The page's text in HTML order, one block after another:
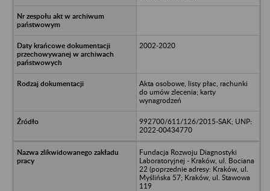
2002-2020
Akta osobowe, listy płac, rachunki
do umów zlecenia; karty
wynagrodzeń
992700/611/126/2015-SAK; UNP:
2022-00434770
Fundacja Rozwoju Diagnostyki
Laboratoryjnej - Kraków, ul. Bociana
22 (poprzednie adresy: Kraków, ul.
Myślińska 57; Kraków, ul. Stawowa
119